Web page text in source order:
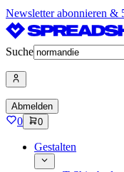
Newsletter abonnieren &
Suche
Abmelden
0 0
Gestalten